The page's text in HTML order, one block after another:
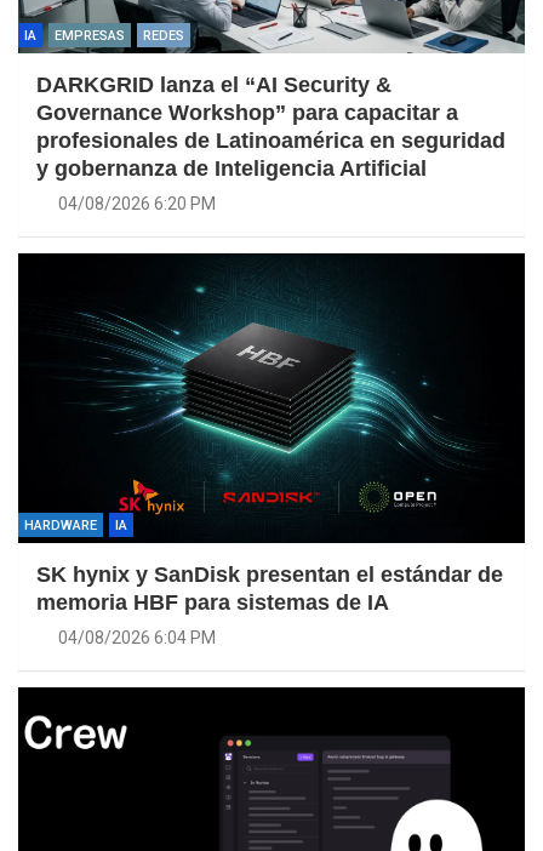
IA EMPRESAS REDES
DARKGRID lanza el “AI Security &
Governance Workshop” para capacitar a
profesionales de Latinoamérica en seguridad
y gobernanza de Inteligencia Artificial
04/08/2026 6:20 PM
HARDWARE IA
SK hynix y SanDisk presentan el estándar de
memoria HBF para sistemas de IA
04/08/2026 6:04 PM